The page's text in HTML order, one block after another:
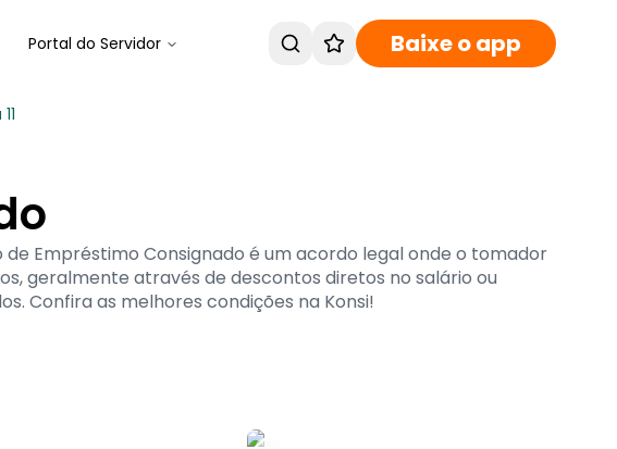
Portal do Servidor Baixe o app
Empréstimo Consignado é um acordo legal onde o tomador
geralmente através de descontos diretos no salário ou
Confira as melhores condições na Konsi!